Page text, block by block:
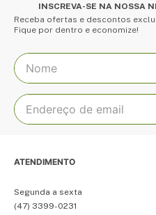
INSCREVA-SE NA NOSSA
Receba ofertas e descontos
Fique por dentro e economize!
ATENDIMENTO
Segunda a sexta
(47) 3399-0231